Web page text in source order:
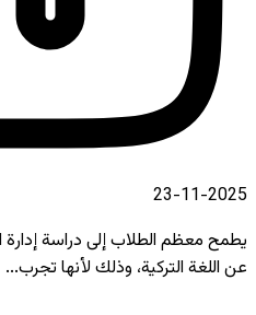
2025-11-23
يطمح معظم الطلاب إلى دراسة إدارة
عن اللغة التركية، وذلك لأنها تجرب...